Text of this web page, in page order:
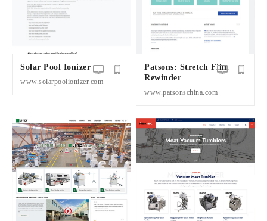
Solar Pool Ionizer
www.solarpoolionizer.com
Patsons: Stretch Film
Rewinder
www.patsonschina.com